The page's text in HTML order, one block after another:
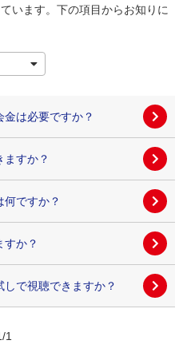
います。下の項目からお知りに
は必要ですか？
ますか？
何ですか？
すか？
で視聴できますか？
/1